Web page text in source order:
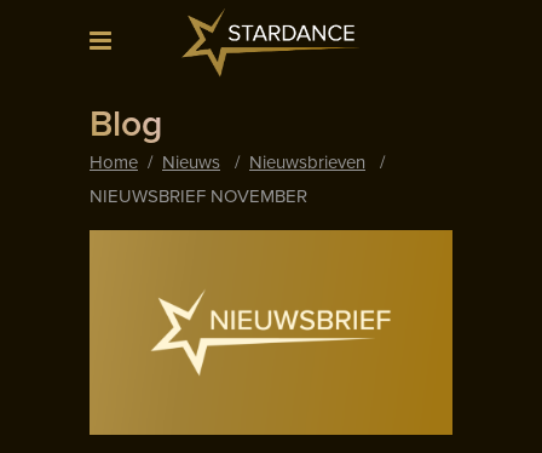
Blog
Home / Nieuws / Nieuwsbrieven
/
NIEUWSBRIEF NOVEMBER